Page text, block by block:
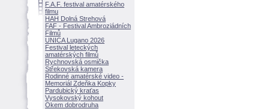
F.A.F. festival amatérského
filmu
HAH Dolná Strehov
FAF - Festival Ambroziádních
Filmů
UNICA Lugano 2026
Festival leteckých
amatérských filmů
Rychnovská osmička
Střekovská kamera
Rodinné amatérské video -
Memoriál Zdeňka Kopky
Pardubický kraťas
Vysokovský kohout
Okem dobrodruha